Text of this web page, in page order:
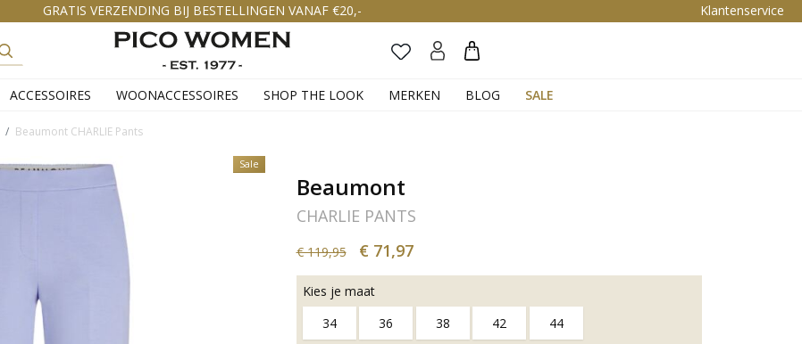
GRATIS VERZENDING BIJ BESTELLINGEN VANAF €20,- Klantenservice
ACCESSOIRES WOONACCESSOIRES SHOP THE LOOK MERKEN BLOG SALE
Zoeken
Beaumont CHARLIE Pants
Sale
Beaumont
CHARLIE PANTS
€ 119,95 € 71,97
Kies je maat
34
36 38 42 44